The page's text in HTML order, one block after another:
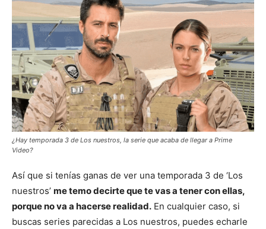
¿Hay temporada 3 de Los nuestros, la serie que acaba de llegar a Prime
Video?
Así que si tenías ganas de ver una temporada 3 de ‘Los
nuestros’ me temo decirte que te vas a tener con ellas,
porque no va a hacerse realidad. En cualquier caso, si
buscas series parecidas a Los nuestros, puedes echarle